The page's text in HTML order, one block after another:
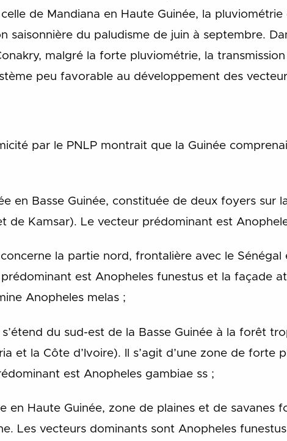
de Mandiana en Haute Guinée, la
saisonnière du paludisme de juin à septembre.
malgré la forte pluviométrie, la
peu favorable au développement des
par le PNLP montrait que la Guinée
en Basse Guinée, constituée de deux foyers sur
de Kamsar). Le vecteur prédominant est
la partie nord, frontalière avec le Sénégal
est Anopheles funestus et la façade
Anopheles melas ;
du sud-est de la Basse Guinée à la forêt
et la Côte d’Ivoire). Il s’agit d’une zone de forte
est Anopheles gambiae ss ;
en Haute Guinée, zone de plaines et de savanes
Les vecteurs dominants sont Anopheles